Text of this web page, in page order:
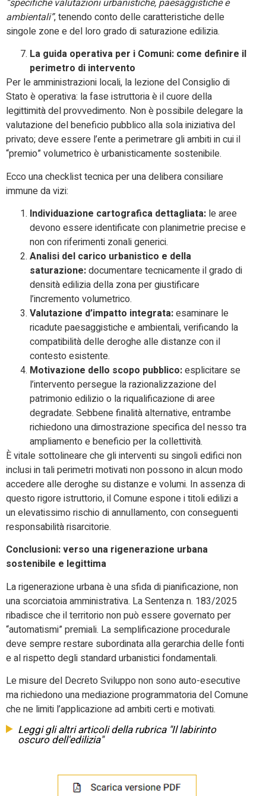
ambientali”, tenendo conto delle caratteristiche delle
singole zone e del loro grado di saturazione edilizia.
La guida operativa per i Comuni: come definire il
perimetro di intervento
Per le amministrazioni locali, la lezione del Consiglio di
Stato è operativa: la fase istruttoria è il cuore della
legittimità del provvedimento. Non è possibile delegare la
valutazione del beneficio pubblico alla sola iniziativa del
privato; deve essere l’ente a perimetrare gli ambiti in cui il
“premio” volumetrico è urbanisticamente sostenibile.
Ecco una checklist tecnica per una delibera consiliare
immune da vizi:
Individuazione cartografica dettagliata: le aree
devono essere identificate con planimetrie precise e
non con riferimenti zonali generici.
Analisi del carico urbanistico e della
saturazione:documentare tecnicamente il grado di
densità edilizia della zona per giustificare
l’incremento volumetrico.
Valutazione d’impatto integrata:esaminare le
ricadute paesaggistiche e ambientali, verificando la
compatibilità delle deroghe alle distanze con il
contesto esistente.
Motivazione dello scopo pubblico:esplicitare se
l’intervento persegue la razionalizzazione del
patrimonio edilizio o la riqualificazione di aree
degradate. Sebbene finalità alternative, entrambe
richiedono una dimostrazione specifica del nesso tra
ampliamento e beneficio per la collettività.
È vitale sottolineare che gli interventi su singoli edifici non
inclusi in tali perimetri motivati non possono in alcun modo
accedere alle deroghe su distanze e volumi. In assenza di
questo rigore istruttorio, il Comune espone i titoli edilizi a
un elevatissimo rischio di annullamento, con conseguenti
responsabilità risarcitorie.
Conclusioni: verso una rigenerazione urbana
sostenibile e legittima
La rigenerazione urbana è una sfida di pianificazione, non
una scorciatoia amministrativa. La Sentenza n. 183/2025
ribadisce che il territorio non può essere governato per
“automatismi” premiali. La semplificazione procedurale
deve sempre restare subordinata alla gerarchia delle fonti
e al rispetto degli standard urbanistici fondamentali.
Le misure del Decreto Sviluppo non sono auto-esecutive
ma richiedono una mediazione programmatoria del Comune
che ne limiti l’applicazione ad ambiti certi e motivati.
Leggi gli altri articoli della rubrica "Il labirinto
oscuro dell'edilizia"